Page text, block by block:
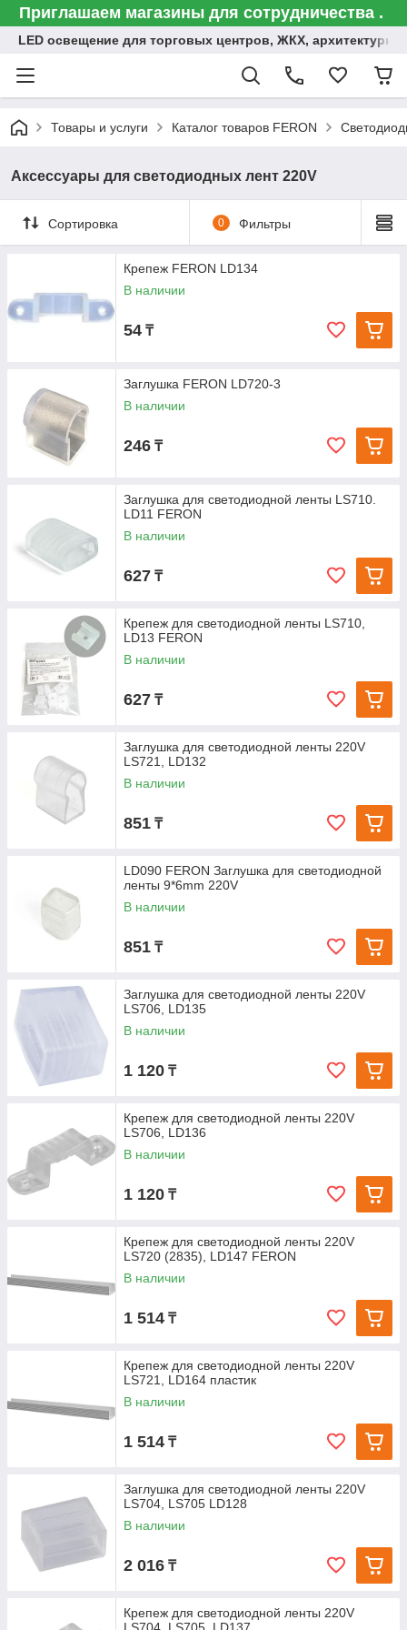
Приглашаем магазины для сотрудничества .
LED освещение для торговых центров, ЖКХ,
Товары и услуги Каталог товаров FERON
Аксессуары для светодиодных лент 220V
Сортировка 0 Фильтры
Крепеж FERON LD134
В наличии
54 ₸
Заглушка FERON LD720-3
В наличии
246 ₸
Заглушка для светодиодной ленты LS710.
LD11 FERON
В наличии
627 ₸
Крепеж для светодиодной ленты LS710,
LD13 FERON
В наличии
627 ₸
Заглушка для светодиодной ленты 220V
LS721, LD132
В наличии
851 ₸
LD090 FERON Заглушка для светодиодной
ленты 9*6mm 220V
В наличии
851 ₸
Заглушка для светодиодной ленты 220V
LS706, LD135
В наличии
1 120 ₸
Крепеж для светодиодной ленты 220V
LS706, LD136
В наличии
1 120 ₸
Крепеж для светодиодной ленты 220V
LS720 (2835), LD147 FERON
В наличии
1 514 ₸
Крепеж для светодиодной ленты 220V
LS721, LD164 пластик
В наличии
1 514 ₸
Заглушка для светодиодной ленты 220V
LS704, LS705 LD128
В наличии
2 016 ₸
Крепеж для светодиодной ленты 220V